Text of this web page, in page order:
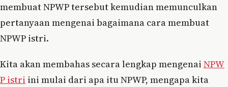
membuat NPWP tersebut kemudian memunculkan
pertanyaan mengenai bagaimana cara membuat
NPWP istri.
Kita akan membahas secara lengkap mengenai NPW
P istri ini mulai dari apa itu NPWP, mengapa kita